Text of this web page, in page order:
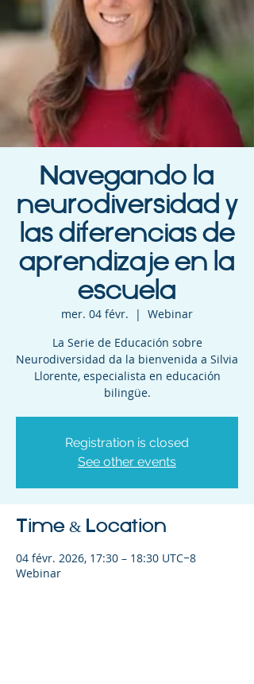
Navegando la
neurodiversidad y
las diferencias de
aprendizaje en la
escuela
mer. 04 févr.
  |
Webinar
La Serie de Educación sobre
Neurodiversidad da la bienvenida a Silvia
Llorente, especialista en educación
bilingüe.
Registration is closed
See other events
Time & Location
04 févr. 2026, 17:30 – 18:30 UTC−8
Webinar